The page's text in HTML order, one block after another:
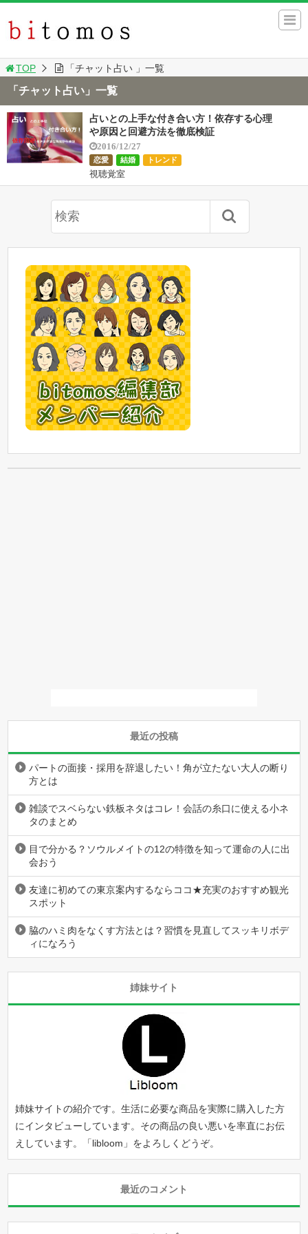
TOP 「チャット占い 」一覧
「チャット占い」一覧
占いとの上手な付き合い方！依存する心理
や原因と回避方法を徹底検証
2016/12/27
恋愛 結婚 トレンド
視聴覚室
最近の投稿
パートの面接・採用を辞退したい！角が立たない大人の断り
方とは
雑談でスベらない鉄板ネタはコレ！会話の糸口に使える小ネ
タのまとめ
目で分かる？ソウルメイトの12の特徴を知って運命の人に出
会おう
友達に初めての東京案内するならココ★充実のおすすめ観光
スポット
脇のハミ肉をなくす方法とは？習慣を見直してスッキリボデ
ィになろう
姉妹サイト
姉妹サイトの紹介です。生活に必要な商品を実際に購入した方
にインタビューしています。その商品の良い悪いを率直にお伝
えしています。「libloom 」をよろしくどうぞ。
最近のコメント